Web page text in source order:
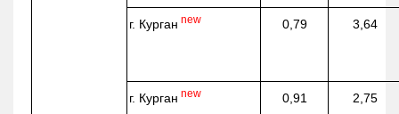
г. Курган new 0,79 3,64
г. Курган new 0,91 2,75